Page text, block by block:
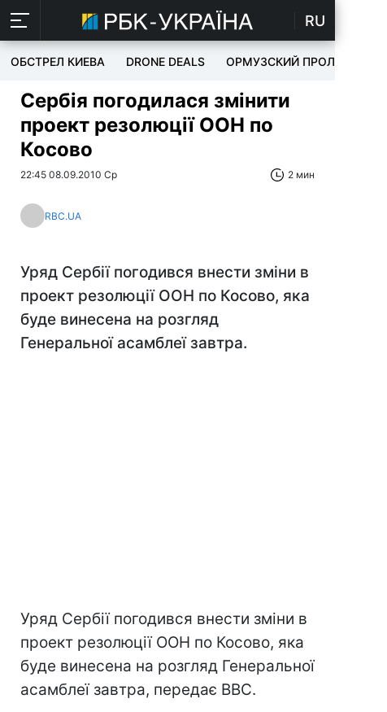
RU
ОБСТРЕЛ КИЕВА DRONE DEALS ОРМУЗСКИЙ ПРОЛИВ
Сербія погодилася змінити
проект резолюції ООН по
Косово
22:45 08.09.2010 Ср 2 мин
RBC.UA
Уряд Сербії погодився внести зміни в
проект резолюції ООН по Косово, яка
буде винесена на розгляд
Генеральної асамблеї завтра.
Уряд Сербії погодився внести зміни в
проект резолюції ООН по Косово, яка
буде винесена на розгляд Генеральної
асамблеї завтра, передає ВВС.